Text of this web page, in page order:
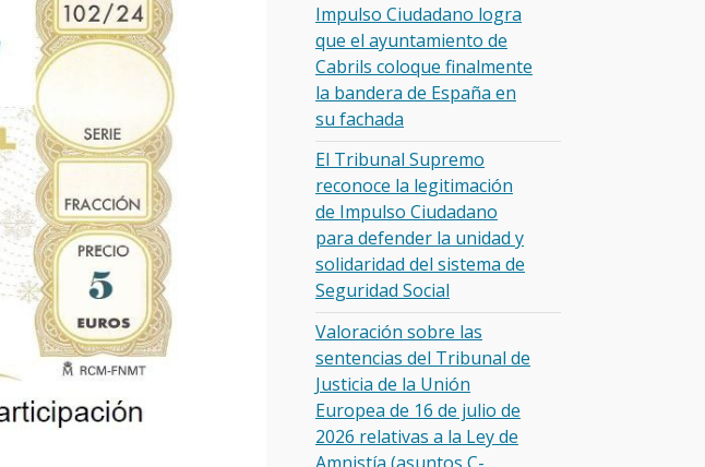
Impulso Ciudadano logra
que el ayuntamiento de
Cabrils coloque finalmente
la bandera de España en
su fachada
El Tribunal Supremo
reconoce la legitimación
de Impulso Ciudadano
para defender la unidad y
solidaridad del sistema de
Seguridad Social
Valoración sobre las
sentencias del Tribunal de
Justicia de la Unión
Europea de 16 de julio de
2026 relativas a la Ley de